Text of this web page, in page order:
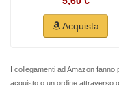
Acquista
I collegamenti ad Amazon
acquisto o un ordine attraverso